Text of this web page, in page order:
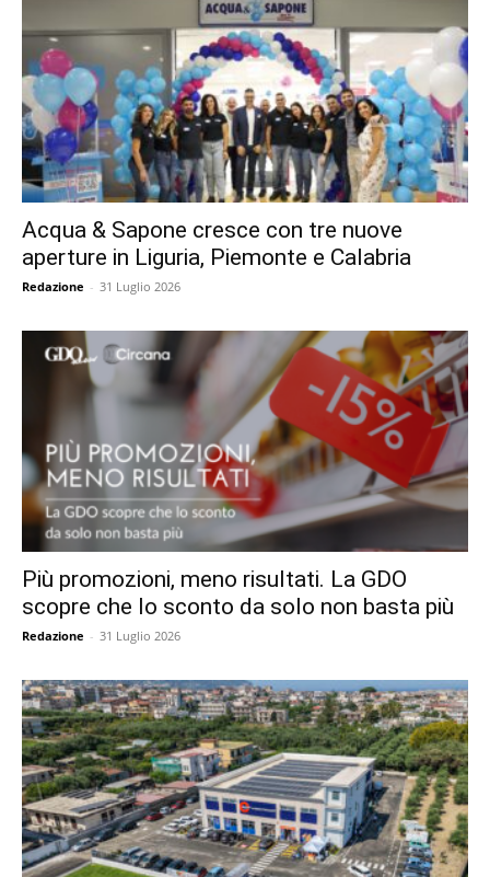
Acqua & Sapone cresce con tre nuove
aperture in Liguria, Piemonte e Calabria
Redazione - 31 Luglio 2026
Più promozioni, meno risultati. La GDO
scopre che lo sconto da solo non basta più
Redazione - 31 Luglio 2026